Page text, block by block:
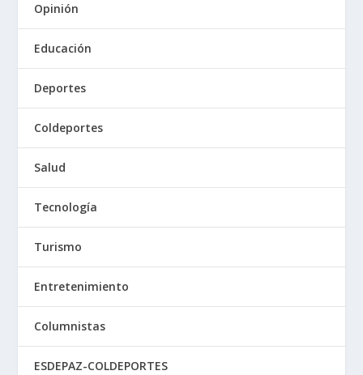
Opinión
Educación
Deportes
Coldeportes
Salud
Tecnología
Turismo
Entretenimiento
Columnistas
ESDEPAZ-COLDEPORTES